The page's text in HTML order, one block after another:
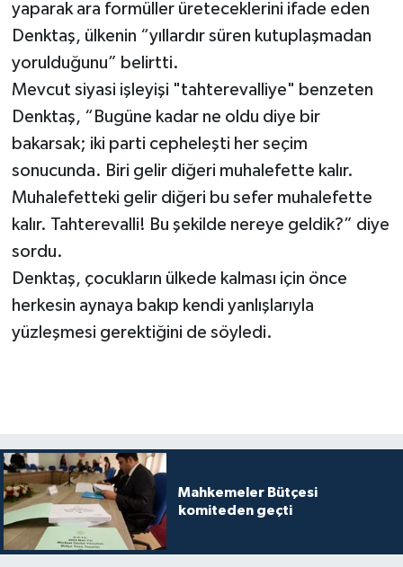
yaparak ara formüller üreteceklerini ifade eden
Denktaş, ülkenin “yıllardır süren kutuplaşmadan
yorulduğunu” belirtti.
Mevcut siyasi işleyişi "tahterevalliye" benzeten
Denktaş, “Bugüne kadar ne oldu diye bir
bakarsak; iki parti cepheleşti her seçim
sonucunda. Biri gelir diğeri muhalefette kalır.
Muhalefetteki gelir diğeri bu sefer muhalefette
kalır. Tahterevalli! Bu şekilde nereye geldik?” diye
sordu.
Denktaş, çocukların ülkede kalması için önce
herkesin aynaya bakıp kendi yanlışlarıyla
yüzleşmesi gerektiğini de söyledi.
Mahkemeler Bütçesi
komiteden geçti